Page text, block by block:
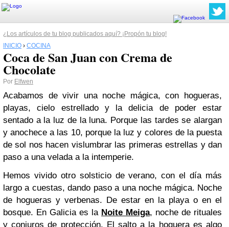
¿Los artículos de tu blog publicados aquí? ¡Propón tu blog!
INICIO › COCINA
Coca de San Juan con Crema de
Chocolate
Por Elfwen
Acabamos de vivir una noche mágica, con hogueras,
playas, cielo estrellado y la delicia de poder estar
sentado a la luz de la luna. Porque las tardes se alargan
y anochece a las 10, porque la luz y colores de la puesta
de sol nos hacen vislumbrar las primeras estrellas y dan
paso a una velada a la intemperie.
Hemos vivido otro solsticio de verano, con el día más
largo a cuestas, dando paso a una noche mágica. Noche
de hogueras y verbenas. De estar en la playa o en el
bosque. En Galicia es la Noite Meiga, noche de rituales
y conjuros de protección. El salto a la hoguera es algo